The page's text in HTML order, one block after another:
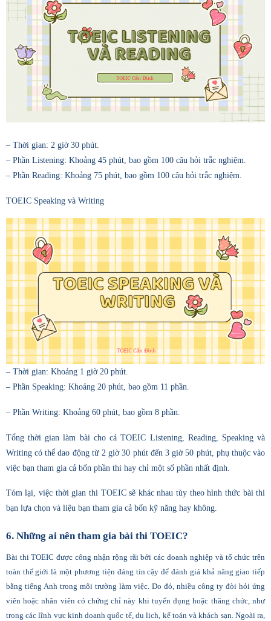
– Thời gian: 2 giờ 30 phút.
– Phần Listening: Khoảng 45 phút, bao gồm 100 câu hỏi trắc nghiệm.
– Phần Reading: Khoảng 75 phút, bao gồm 100 câu hỏi trắc nghiệm.
TOEIC Speaking và Writing
– Thời gian: Khoảng 1 giờ 20 phút.
– Phần Speaking: Khoảng 20 phút, bao gồm 11 phần.
– Phần Writing: Khoảng 60 phút, bao gồm 8 phần.
Tổng thời gian làm bài cho cả TOEIC Listening, Reading, Speaking và
Writing có thể dao động từ 2 giờ 30 phút đến 3 giờ 50 phút, phụ thuộc vào
việc bạn tham gia cả bốn phần thi hay chỉ một số phần nhất định.
Tóm lại, việc thời gian thi TOEIC sẽ khác nhau tùy theo hình thức bài thi
bạn lựa chọn và liệu bạn tham gia cả bốn kỹ năng hay không.
6. Những ai nên tham gia bài thi TOEIC?
Bài thi TOEIC được công nhận rộng rãi bởi các doanh nghiệp và tổ chức trên
toàn thế giới là một phương tiện đáng tin cậy để đánh giá khả năng giao tiếp
bằng tiếng Anh trong môi trường làm việc. Do đó, nhiều công ty đòi hỏi ứng
viên hoặc nhân viên có chứng chỉ này khi tuyển dụng hoặc thăng chức, như
trong các lĩnh vực kinh doanh quốc tế, du lịch, kế toán và khách sạn. Ngoài ra,